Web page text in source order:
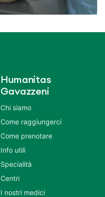
Humanitas
Gavazzeni
Chi siamo
Come raggiungerci
Come prenotare
Info utili
Specialità
Centri
I nostri medici